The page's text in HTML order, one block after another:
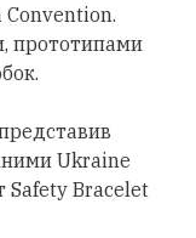
прототипами
Ukraine
Safety Bracelet